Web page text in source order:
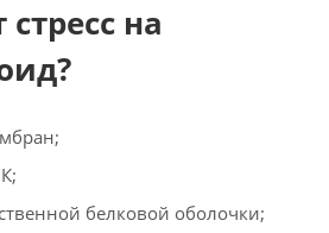
на
белковой оболочки;